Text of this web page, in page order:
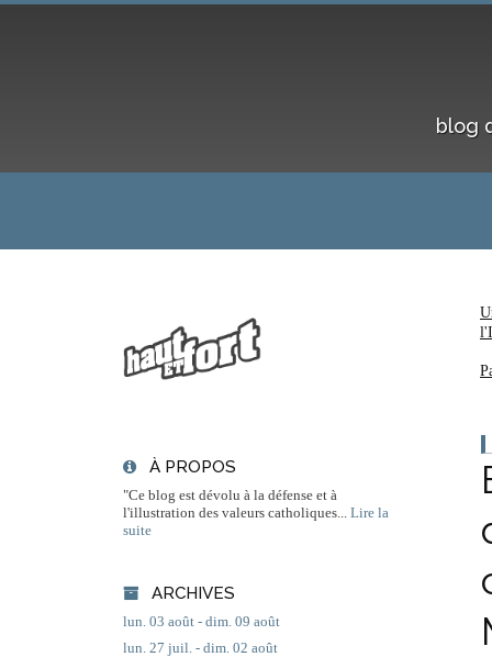
blog
À PROPOS
"Ce blog est dévolu à la défense et à
l'illustration des valeurs catholiques...
Lire la
suite
ARCHIVES
lun. 03 août - dim. 09 août
lun. 27 juil. - dim. 02 août